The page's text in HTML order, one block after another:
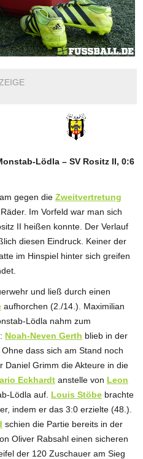
Lödla – SV Rositz II, 0:6
gegen die Zweitvertretung
Im Vorfeld war man sich
II heißen konnte. Der Verlauf
diesen Eindruck. Keiner der
im Hinspiel hinter sich greifen
und ließ durch einen
aufhorchen (2./14.). Maximilian
Lödla nahm zum
Noah-Neven Gerth blieb in der
. Ohne dass sich am Stand noch
Daniel Grimm die Akteure in die
Eckhardt anstelle von Leon
Lödla auf. Louis Stöbe brachte
indem er das 3:0 erzielte (48.).
schien die Partie bereits in der
Oliver Rabsahl einen sicheren
der 120 Zuschauer am Sieg